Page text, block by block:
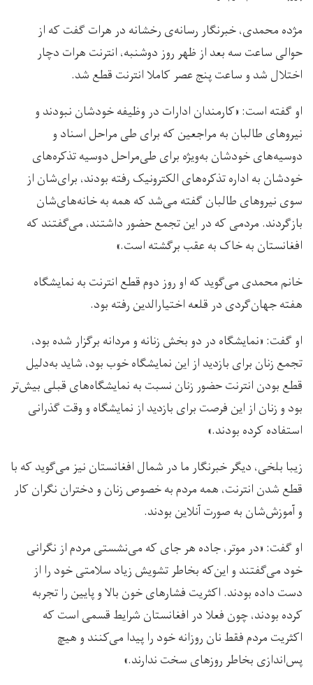
مژده محمدی، خبرنگار رسانه‌ی رخشانه در هرات گفت که از
حوالی ساعت سه بعد از ظهر روز دوشنبه، انترنت هرات دچار
اختلال شد و ساعت پنج عصر کاملا انترنت قطع شد.
او گفته است: «کارمندان ادارات در وظیفه خودشان نبودند و
نیروهای طالبان به مراجعین که برای طی مراحل اسناد و
دوسیه‌های خودشان به‌ویژه برای طی‌مراحل دوسیه تذکره‌های
خودشان به اداره تذکره‌های الکترونیک رفته بودند، برای‌شان از
سوی نیروهای طالبان گفته می‌شد که همه به خانه‌های‌شان
بازگردند. مردمی که در این تجمع حضور داشتند، می‌گفتند که
افغانستان به خاک به عقب برگشته است.»
خانم محمدی می‌گوید که او روز دوم قطع انترنت به نمایشگاه
هفته جهان‌گردی در قلعه اختیارالدین رفته بود.
او گفت: «نمایشگاه در دو بخش زنانه و مردانه برگزار شده بود،
تجمع زنان برای بازدید از این نمایشگاه خوب بود، شاید به‌دلیل
قطع بودن انترنت حضور زنان نسبت به نمایشگاه‌های قبلی بیش‌تر
بود و زنان از این فرصت برای بازدید از نمایشگاه و وقت گذرانی
استفاده کرده بودند.»
زیبا بلخی، دیگر خبرنگار ما در شمال افغانستان نیز می‌گوید که با
قطع شدن انترنت، همه مردم به خصوص زنان و دختران نگران کار
و آموزش‌شان به صورت آنلاین بودند.
او گفت: «در موتر، جاده هر جای که می‌نشستی مردم از نگرانی
خود می‌گفتند و این‌که بخاطر تشویش زیاد سلامتی خود را از
دست داده بودند. اکثریت فشارهای خون بالا و پایین را تجربه
کرده بودند، چون فعلا در افغانستان شرایط قسمی است که
اکثریت مردم فقط نان روزانه خود را پیدا می‌کنند و هیچ
پس‌اندازی بخاطر روزهای سخت ندارند.»